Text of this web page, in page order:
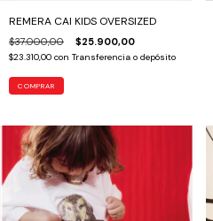
REMERA CAI KIDS OVERSIZED
$37.000,00 $25.900,00
$23.310,00 con Transferencia o depósito
COMPRAR